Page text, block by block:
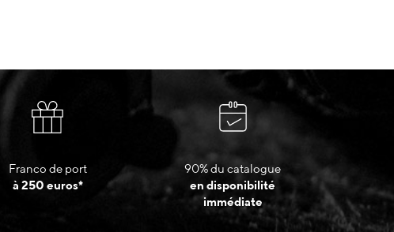
Franco de port
à 250 euros*
90% du catalogue
en disponibilité
immédiate